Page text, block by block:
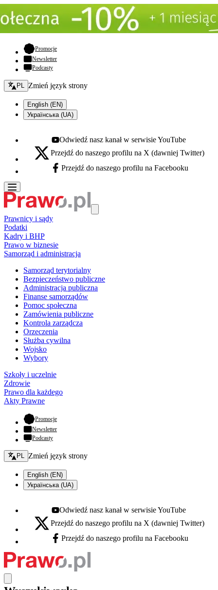
Promocje- otwiera się w nowej karcie
Newsletter
Podcasty
Zmień język - bieżący:
PL Zmień język strony
English (EN)
Українська (UA)
Youtube - otwiera się w nowej karcie
Odwiedź nasz kanał w serwisie YouTube
X - otwiera się w nowej karcie
Przejdź do naszego profilu na X (dawniej Twitter)
Facebook - otwiera się w nowej karcie
Przejdź do naszego profilu na Facebooku
Prawnicy i sądy
Podatki
Kadry i BHP
Prawo w biznesie
Samorząd i administracja
Samorząd terytorialny
Bezpieczeństwo publiczne
Administracja publiczna
Finanse samorządów
Pomoc społeczna
Zamówienia publiczne
Kontrola zarządcza
Orzeczenia
Służba cywilna
Wojsko
Wybory
Szkoły i uczelnie
Zdrowie
Prawo dla każdego
Akty Prawne
Promocje- otwiera się w nowej karcie
Newsletter
Podcasty
Zmień język - bieżący:
PL Zmień język strony
English (EN)
Українська (UA)
Youtube - otwiera się w nowej karcie
Odwiedź nasz kanał w serwisie YouTube
X - otwiera się w nowej karcie
Przejdź do naszego profilu na X (dawniej Twitter)
Facebook - otwiera się w nowej karcie
Przejdź do naszego profilu na Facebooku